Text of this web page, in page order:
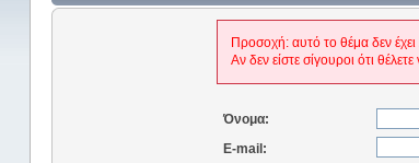
Προσοχή: αυτό το θέμα δεν
Αν δεν είστε σίγουροι ότι
Όνομα:
E-mail: